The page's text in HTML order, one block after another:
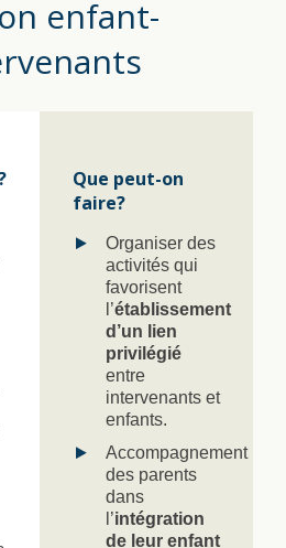
enfant-
Que peut-on
faire?
Organiser des
activités qui
favorisent
l’établissement
d’un lien
privilégié
entre
intervenants et
enfants.
Accompagnement
des parents
dans
l’intégration
de leur enfant